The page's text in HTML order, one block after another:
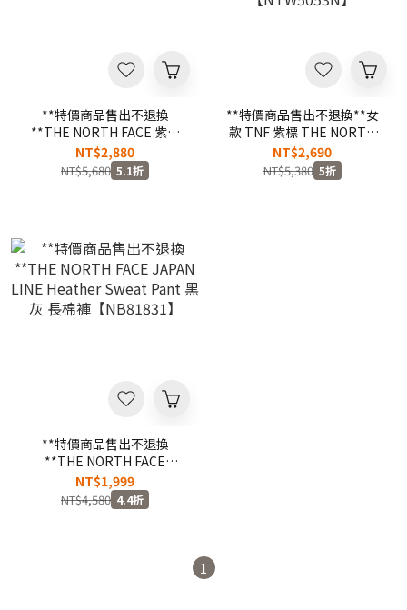
**特價商品售出不退換
**THE NORTH FACE 紫標
Ripstop Shirred Waist
Pants 寬板褲 【NT5054N】
NT$2,880
NT$5,680 5.1折
**特價商品售出不退換**女
款 TNF 紫標 THE NORTH
FACE Stretch Twill Baggy
Pants 寬褲 寬版
【NTW5053N】
NT$2,690
NT$5,380 5折
**特價商品售出不退換
**THE NORTH FACE
JAPAN LINE Heather
Sweat Pant 黑 灰 長棉褲
【NB81831】
NT$1,999
NT$4,580 4.4折
1